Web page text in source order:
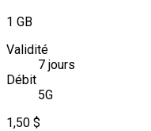
1 GB
Validité
7 jours
Débit
5G
1,50 $